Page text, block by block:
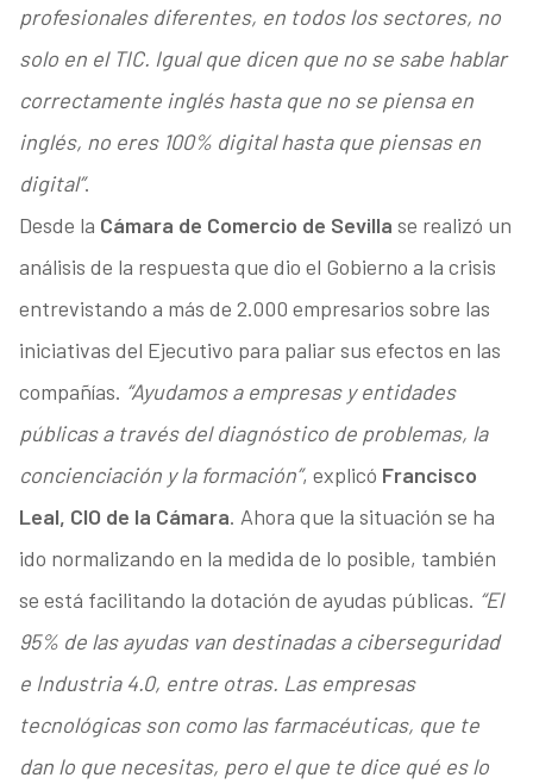
profesionales diferentes, en todos los sectores, no
solo en el TIC. Igual que dicen que no se sabe hablar
correctamente inglés hasta que no se piensa en
inglés, no eres 100% digital hasta que piensas en
digital”.
Desde la Cámara de Comercio de Sevilla se realizó un
análisis de la respuesta que dio el Gobierno a la crisis
entrevistando a más de 2.000 empresarios sobre las
iniciativas del Ejecutivo para paliar sus efectos en las
compañías. “Ayudamos a empresas y entidades
públicas a través del diagnóstico de problemas, la
concienciación y la formación”, explicó Francisco
Leal, CIO de la Cámara. Ahora que la situación se ha
ido normalizando en la medida de lo posible, también
se está facilitando la dotación de ayudas públicas. “El
95% de las ayudas van destinadas a ciberseguridad
e Industria 4.0, entre otras. Las empresas
tecnológicas son como las farmacéuticas, que te
dan lo que necesitas, pero el que te dice qué es lo